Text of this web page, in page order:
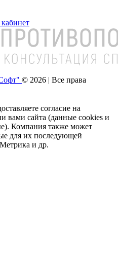
© 2026 | Все права
согласие на
вами сайта (данные cookies и
Компания также может
для их последующей
и др.